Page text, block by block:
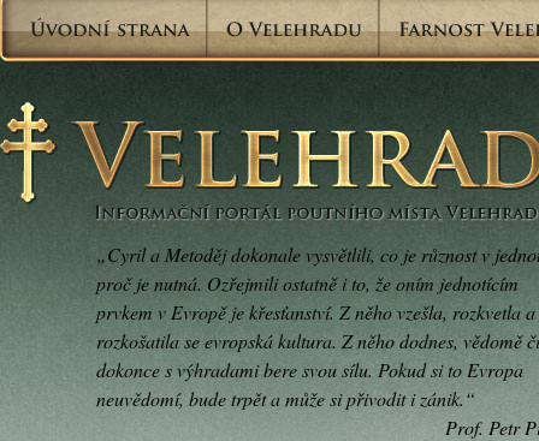
„Cyril a Metoděj dokonale vysvětlili, co je různost v
proč je nutná. Ozřejmili ostatně i to, že oním jednotícím
prvkem v Evropě je křesťanství. Z něho vzešla, rozkvetla a
rozkošatila se evropská kultura. Z něho dodnes, vědomě či
dokonce s výhradami bere svou sílu. Pokud si to Evropa
neuvědomí, bude trpět a může si přivodit i zánik.“
Prof. Petr